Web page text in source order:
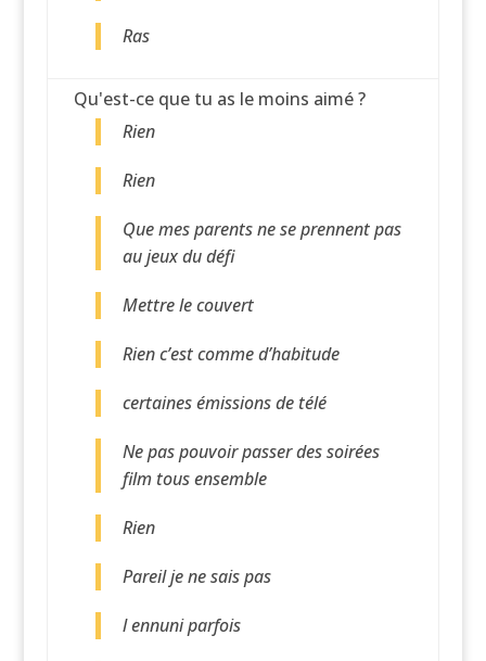
Ras
Qu'est-ce que tu as le moins aimé ?
Rien
Rien
Que mes parents ne se prennent pas
au jeux du défi
Mettre le couvert
Rien c’est comme d’habitude
certaines émissions de télé
Ne pas pouvoir passer des soirées
film tous ensemble
Rien
Pareil je ne sais pas
l ennuni parfois